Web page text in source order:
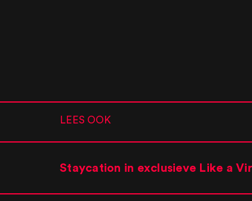
LEES OOK
Staycation in exclusieve Like a